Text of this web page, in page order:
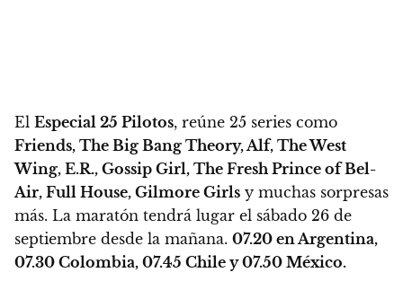
El Especial 25 Pilotos, reúne 25 series como
Friends, The Big Bang Theory, Alf, The West
Wing, E.R., Gossip Girl, The Fresh Prince of Bel-
Air, Full House, Gilmore Girls y muchas sorpresas
más. La maratón tendrá lugar el sábado 26 de
septiembre desde la mañana. 07.20 en Argentina,
07.30 Colombia, 07.45 Chile y 07.50 México.